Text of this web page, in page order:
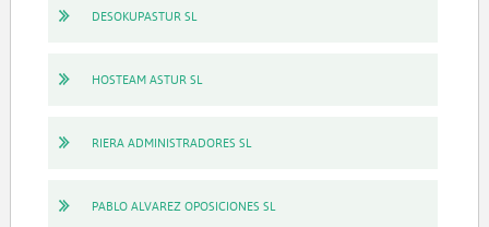
DESOKUPASTUR SL
HOSTEAM ASTUR SL
RIERA ADMINISTRADORES SL
PABLO ALVAREZ OPOSICIONES SL